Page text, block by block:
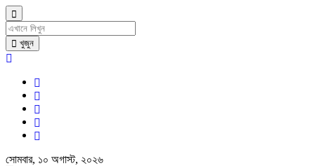
খুজুন
সোমবার, ১০ অগাস্ট, ২০২৬